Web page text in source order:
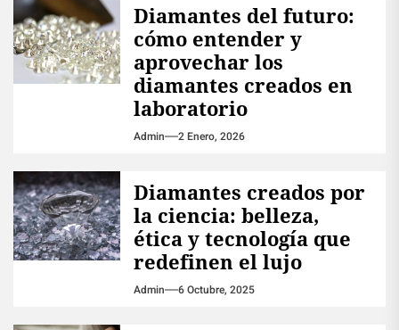
Diamantes del futuro:
cómo entender y
aprovechar los
diamantes creados en
laboratorio
Admin 2 Enero, 2026
Diamantes creados por
la ciencia: belleza,
ética y tecnología que
redefinen el lujo
Admin 6 Octubre, 2025